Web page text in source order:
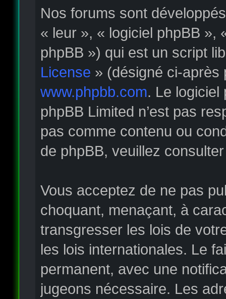
Nos forums sont
« leur », « logiciel phpBB »,
phpBB ») qui est un script
License » (désigné ci-après
www.phpbb.com. Le logiciel
phpBB Limited n’est pas
pas comme contenu ou
de phpBB, veuillez
Vous acceptez de ne pas
choquant, menaçant, à
transgresser les lois de
les lois internationales. Le
permanent, avec une
jugeons nécessaire. Les